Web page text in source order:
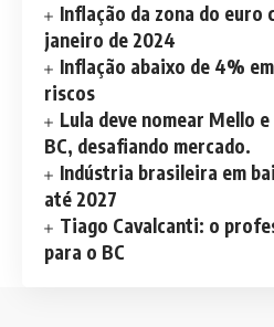
Inflação da zona do euro
janeiro de 2024
Inflação abaixo de 4%
riscos
Lula deve nomear Mello
BC, desafiando mercado.
Indústria brasileira em
até 2027
Tiago Cavalcanti: o
para o BC